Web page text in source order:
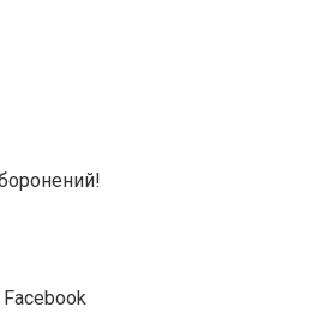
Facebook